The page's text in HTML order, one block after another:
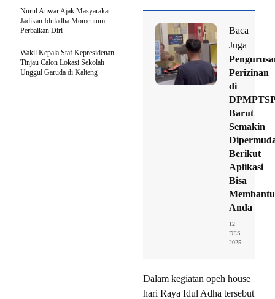
Baca
Juga
Perizinan
di
DPMPTSP
Barut
Semakin
Berikut
Aplikasi
Bisa
Membantu
Anda
12
DES
2025
Dalam kegiatan opeh house
hari Raya Idul Adha tersebut
Nurul Anwar Ajak Masyarakat
Jadikan Iduladha Momentum
Perbaikan Diri
Wakil Kepala Staf Kepresidenan
Tinjau Calon Lokasi Sekolah
Unggul Garuda di Kalteng